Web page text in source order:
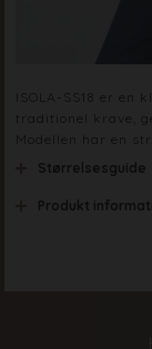
ISOLA-SS18 er
traditionel krave,
Modellen har en
Størrelsesguide
Produkt